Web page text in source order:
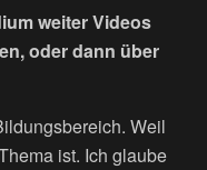
weiter Videos
oder dann über
Weil
ist. Ich glaube